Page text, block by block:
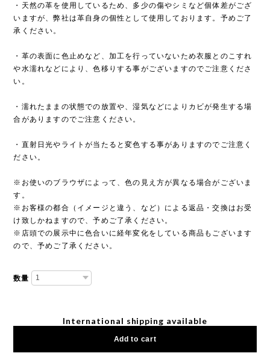
・天然の革を使用しているため、多少の傷やシミなど個体差がござ
いますが、弊社は革自身の個性として使用しております。予めご了
承ください。
・革の表面に色止めなど、加工を行っていないため衣服とのこすれ
や水濡れなどにより、色移りする事がございますのでご注意くださ
い。
・濡れたままの状態での放置や、湿気などによりカビが発生する場
合がありますのでご注意ください。
・直射日光やライトが当たると変色する事がありますのでご注意く
ださい。
※お使いのブラウザによって、色の見え方が異なる場合がございま
す。
※お客様の都合（イメージと違う、など）による返品・交換はお受
け致しかねますので、予めご了承ください。
※店頭での展示中に色合いに経年変化をしている商品もございます
ので、予めご了承ください。
数量
International shipping available
Add to cart